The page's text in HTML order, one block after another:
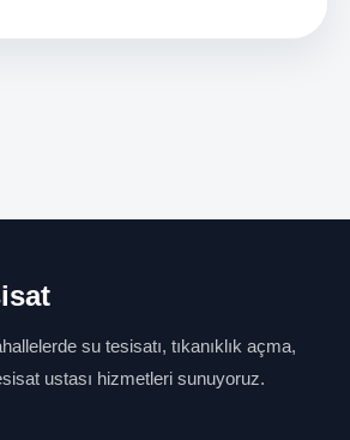
su tesisatı, tıkanıklık açma,
ustası hizmetleri sunuyoruz.